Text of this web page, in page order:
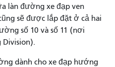
làn đường xe đạp ven
sẽ được lắp đặt ở cả hai
số 10 và số 11 (nơi
dành cho xe đạp hướng